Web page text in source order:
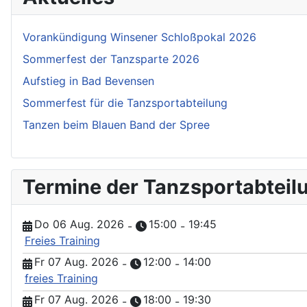
Vorankündigung Winsener Schloßpokal 2026
Sommerfest der Tanzsparte 2026
Aufstieg in Bad Bevensen
Sommerfest für die Tanzsportabteilung
Tanzen beim Blauen Band der Spree
Termine der
Do 06 Aug. 2026 - 15:00 - 19:45
Freies Training
Fr 07 Aug. 2026 - 12:00 - 14:00
freies Training
Fr 07 Aug. 2026 - 18:00 - 19:30